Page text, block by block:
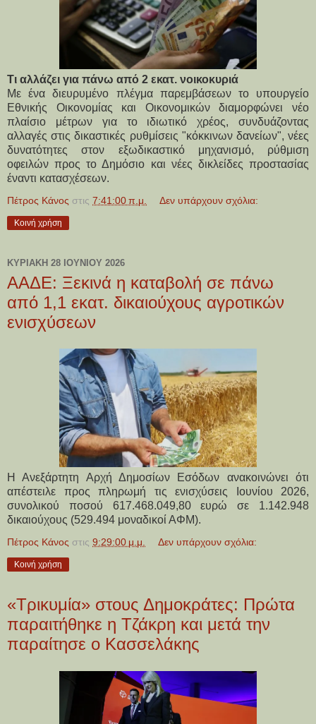
Τι αλλάζει για πάνω από 2 εκατ. νοικοκυριά
Με ένα διευρυμένο πλέγμα παρεμβάσεων το υπουργείο
Εθνικής Οικονομίας και Οικονομικών διαμορφώνει νέο
πλαίσιο μέτρων για το ιδιωτικό χρέος, συνδυάζοντας
αλλαγές στις δικαστικές ρυθμίσεις "κόκκινων δανείων", νέες
δυνατότητες στον εξωδικαστικό μηχανισμό, ρύθμιση
οφειλών προς το Δημόσιο και νέες δικλείδες προστασίας
έναντι κατασχέσεων.
Πέτρος Κάνος στις 7:41:00 π.μ. Δεν υπάρχουν σχόλια:
Κοινή χρήση
ΚΥΡΙΑΚΉ 28 ΙΟΥΝΊΟΥ 2026
ΑΑΔΕ: Ξεκινά η καταβολή σε πάνω
από 1,1 εκατ. δικαιούχους αγροτικών
ενισχύσεων
Η Ανεξάρτητη Αρχή Δημοσίων Εσόδων ανακοινώνει ότι
απέστειλε προς πληρωμή τις ενισχύσεις Ιουνίου 2026,
συνολικού ποσού 617.468.049,80 ευρώ σε 1.142.948
δικαιούχους (529.494 μοναδικοί ΑΦΜ).
Πέτρος Κάνος στις 9:29:00 μ.μ. Δεν υπάρχουν σχόλια:
Κοινή χρήση
«Τρικυμία» στους Δημοκράτες: Πρώτα
παραιτήθηκε η Τζάκρη και μετά την
παραίτησε ο Κασσελάκης